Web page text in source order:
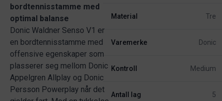
bordtennisstamme med
optimal balanse
Donic Waldner Senso V1 er
en bordtennisstamme med
offensive egenskaper som
plasserer seg mellom Donic
Appelgren Allplay og Donic
Persson Powerplay når det
Material Tre
Varemerke Donic
Kontroll Medium
Antall lag 5